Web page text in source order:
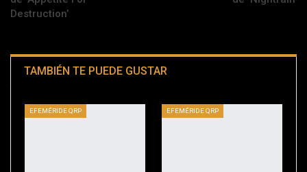
Destruction’
TAMBIÉN TE PUEDE GUSTAR
EFEMÉRIDE QRP EFEMÉRIDE QRP